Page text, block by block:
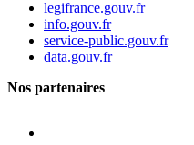
legifrance.gouv.fr
info.gouv.fr
service-public.gouv.fr
data.gouv.fr
Nos partenaires